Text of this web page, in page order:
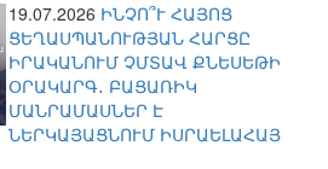
19.07.2026 ԻՆՉՈ՞Ւ ՀԱՅՈՑ
ՑԵՂԱՍՊԱՆՈՒԹՅԱՆ ՀԱՐՑԸ
ԻՐԱԿԱՆՈՒՄ ՉՄՏԱՎ ՔՆԵՍԵԹԻ
ՕՐԱԿԱՐԳ․ ԲԱՑԱՌԻԿ
ՄԱՆՐԱՄԱՍՆԵՐ Է
ՆԵՐԿԱՅԱՑՆՈՒՄ ԻՍՐԱԵԼԱՀԱՅ